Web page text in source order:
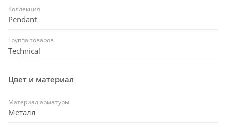
Коллекция
Pendant
Группа товаров
Technical
Цвет и материал
Материал арматуры
Металл